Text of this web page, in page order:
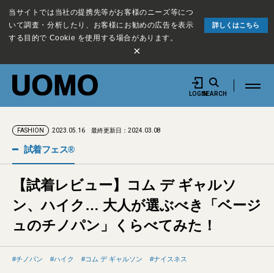
当サイトでは当社の提携先等がお客様のニーズ等につ
いて調査・分析したり、お客様にお勧めの広告を表示
する目的で Cookie を使用する場合があります。
詳しくはこちら
×
LOGINSEARCH
FASHION 2023.05.16 最終更新日：2024.03.08
試着フェス®︎
【試着レビュー】コム デ ギャルソ
ン、ハイク… 大人が選ぶべき「ベージ
ュのチノパン」くらべてみた！
チノパン ハイク コム デ ギャルソン ナイスネス